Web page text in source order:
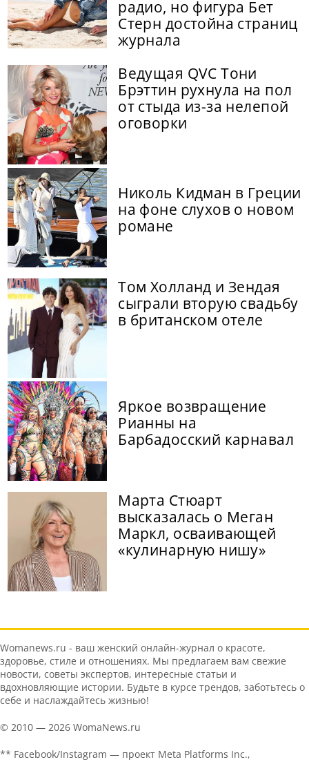
радио, но фигура Бет
Стерн достойна страниц
журнала
Ведущая QVC Тони
Брэттин рухнула на пол
от стыда из-за нелепой
оговорки
Николь Кидман в Греции
на фоне слухов о новом
романе
Том Холланд и Зендая
сыграли вторую свадьбу
в британском отеле
Яркое возвращение
Рианны на
Барбадосский карнавал
Марта Стюарт
высказалась о Меган
Маркл, осваивающей
«кулинарную нишу»
Womanews.ru - ваш женский онлайн-журнал о красоте,
здоровье, стиле и отношениях. Мы предлагаем вам свежие
новости, советы экспертов, интересные статьи и
вдохновляющие истории. Будьте в курсе трендов, заботьтесь о
себе и наслаждайтесь жизнью!
© 2010 — 2026 WomaNews.ru
** Facebook/Instagram — проект Meta Platforms Inc.,